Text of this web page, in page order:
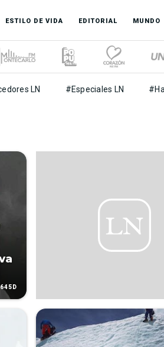
ESTILO DE VIDA EDITORIAL MUNDO
LN #Especiales LN
645D